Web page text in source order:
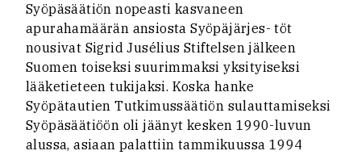
Syöpäsäätiön nopeasti kasvaneen
apurahamäärän ansiosta Syöpäjärjes- töt
nousivat Sigrid Jusélius Stiftelsen jälkeen
Suomen toiseksi suurimmaksi yksityiseksi
lääketieteen tukijaksi. Koska hanke
Syöpätautien Tutkimussäätiön sulauttamiseksi
Syöpäsäätiöön oli jäänyt kesken 1990-luvun
alussa, asiaan palattiin tammikuussa 1994